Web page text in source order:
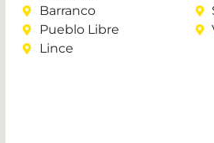
Barranco
Pueblo Libre
Lince